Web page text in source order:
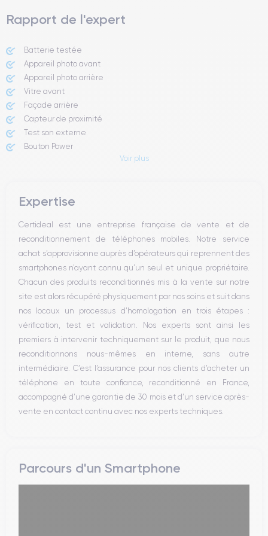
Rapport de l'expert
Batterie testée
Appareil photo avant
Appareil photo arrière ​
Vitre avant ​
Façade arrière
Capteur de proximité
Test son externe
Bouton Power
Haut parleur
Bouton Home
Bluetooth
WiFi
Réseau
Vibreur
Prise USB
Voir plus
Expertise
Certideal est une entreprise française de vente et de
reconditionnement de téléphones mobiles. Notre service
achat s’approvisionne auprès d’opérateurs qui reprennent des
smartphones n’ayant connu qu’un seul et unique propriétaire.
Chacun des produits reconditionnés mis à la vente sur notre
site est alors récupéré physiquement par nos soins et suit dans
nos locaux un processus d’homologation en trois étapes :
vérification, test et validation. Nos experts sont ainsi les
premiers à intervenir techniquement sur le produit, que nous
reconditionnons nous-mêmes en interne, sans autre
intermédiaire. C’est l’assurance pour nos clients d’acheter un
téléphone en toute confiance, reconditionné en France,
accompagné d’une garantie de 30 mois et d’un service après-
vente en contact continu avec nos experts techniques.
Parcours d'un Smartphone